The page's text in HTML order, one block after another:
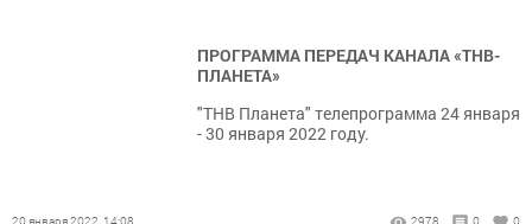
ПРОГРАММА ПЕРЕДАЧ КАНАЛА «ТНВ-
ПЛАНЕТА»
"ТНВ Планета" телепрограмма 24 января
- 30 января 2022 году.